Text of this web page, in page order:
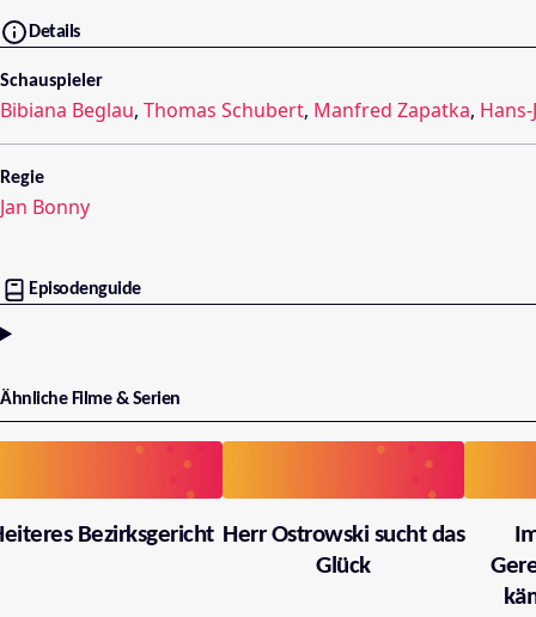
Details
Schauspieler
Bibiana Beglau, Thomas Schubert, Manfred Zapatka,
Regie
Jan Bonny
Episodenguide
Ähnliche Filme & Serien
Bezirksgericht Herr Ostrowski sucht das
Glück